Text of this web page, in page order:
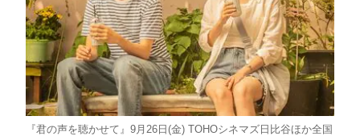
『君の声を聴かせて』9月26日(金) TOHOシネマズ日比谷ほか全国